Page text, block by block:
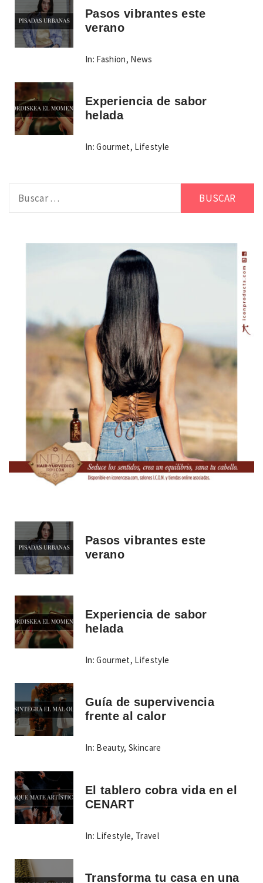
Pasos vibrantes este
verano
In: Fashion, News
Experiencia de sabor
helada
In: Gourmet, Lifestyle
Pasos vibrantes este
verano
Experiencia de sabor
helada
In: Gourmet, Lifestyle
Guía de supervivencia
frente al calor
In: Beauty,Skincare
El tablero cobra vida en el
CENART
In: Lifestyle, Travel
Transforma tu casa en una